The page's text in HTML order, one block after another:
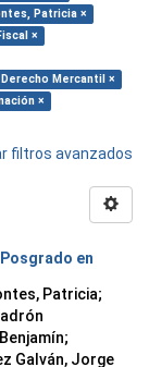
Patricia ×
×
Mercantil ×
×
filtros avanzados
en
Patricia;
;
Galván, Jorge